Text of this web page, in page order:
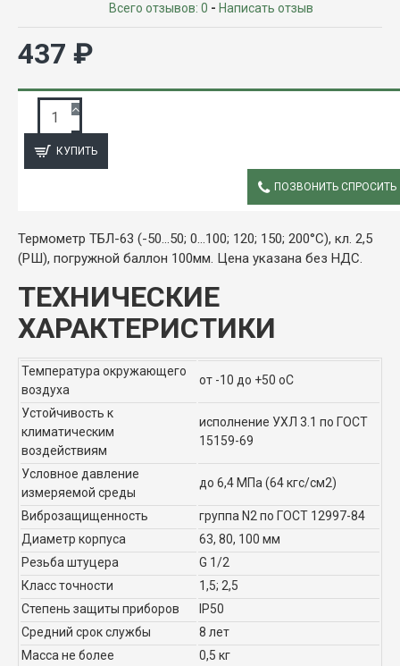
Всего отзывов: 0 - Написать отзыв
437 ₽
КУПИТЬ
ПОЗВОНИТЬ СПРОСИТЬ
Термометр ТБЛ-63 (-50…50; 0...100; 120; 150; 200°С), кл. 2,5
(РШ), погружной баллон 100мм. Цена указана без НДС.
ТЕХНИЧЕСКИЕ
ХАРАКТЕРИСТИКИ
Температура окружающего
воздуха
от -10 до +50 оС
Устойчивость к
климатическим
воздействиям
исполнение УХЛ 3.1 по ГОСТ
15159-69
Условное давление
измеряемой среды
до 6,4 МПа (64 кгс/см2)
Виброзащищенность
группа N2 по ГОСТ 12997-84
Диаметр корпуса
63, 80, 100 мм
Резьба штуцера
G 1/2
Класс точности
1,5; 2,5
Степень защиты приборов
IP50
Средний срок службы
8 лет
Масса не более
0,5 кг